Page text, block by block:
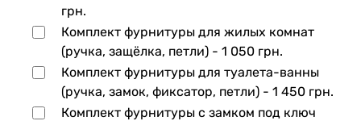
грн.
Комплект фурнитуры для жилых комнат
(ручка, защёлка, петли) - 1 050 грн.
Комплект фурнитуры для туалета-ванны
(ручка, замок, фиксатор, петли) - 1 450 грн.
Комплект фурнитуры с замком под ключ